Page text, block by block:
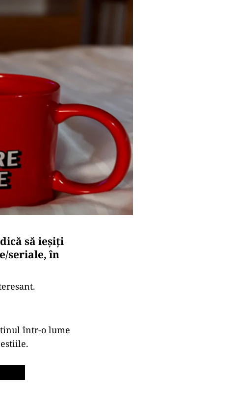
să ieșiți
seriale, în
într-o lume